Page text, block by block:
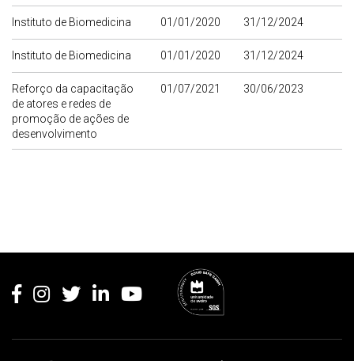
Instituto de Biomedicina 01/01/2020 31/12/2024
Instituto de Biomedicina 01/01/2020 31/12/2024
Reforço da capacitação
de atores e redes de
promoção de ações de
desenvolvimento
01/07/2021 30/06/2023